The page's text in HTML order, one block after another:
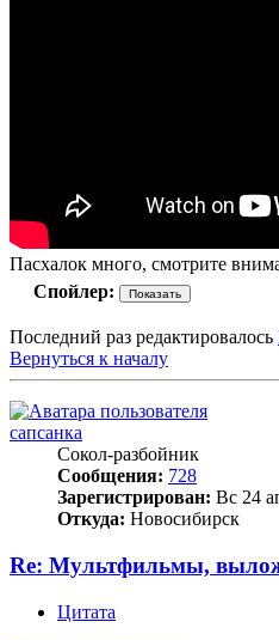
Пасхалок много, смотрите
Спойлер:
Последний раз редактировалось
Вернуться к началу
сапсанка
Сокол-разбойник
Сообщения: 728
Зарегистрирован: Вс 24
Откуда: Новосибирск
Re: Мультфильмы,
Цитата